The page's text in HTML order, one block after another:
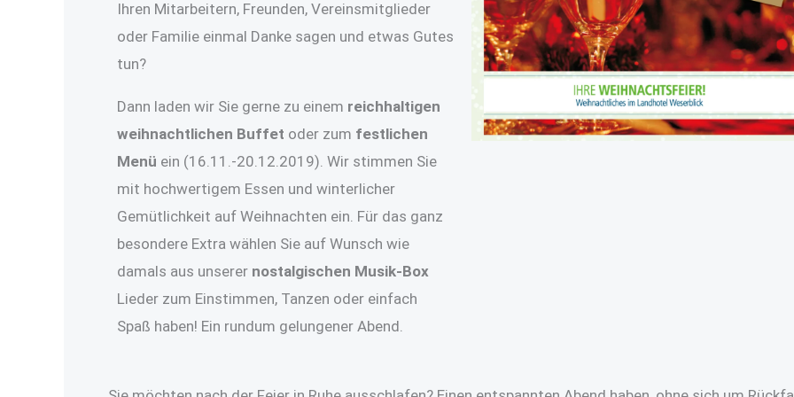
Ihren Mitarbeitern, Freunden, Vereinsmitglieder
oder Familie einmal Danke sagen und etwas Gutes
tun?
Dann laden wir Sie gerne zu einem reichhaltigen
weihnachtlichen Buffet oder zum festlichen
Menü ein (16.11.-20.12.2019). Wir stimmen Sie
mit hochwertigem Essen und winterlicher
Gemütlichkeit auf Weihnachten ein. Für das ganz
besondere Extra wählen Sie auf Wunsch wie
damals aus unserer nostalgischen Musik-Box
Lieder zum Einstimmen, Tanzen oder einfach
Spaß haben! Ein rundum gelungener Abend.